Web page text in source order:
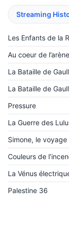
Streaming
Les Enfants de la
Au coeur de
La Bataille de
La Bataille de
Pressure
La Guerre des
Simone, le
Couleurs de
La Vénus
Palestine 36